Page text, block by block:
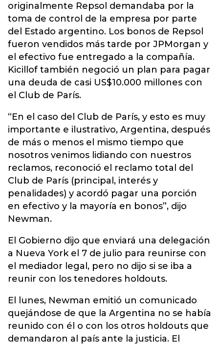
originalmente Repsol demandaba por la
toma de control de la empresa por parte
del Estado argentino. Los bonos de Repsol
fueron vendidos más tarde por JPMorgan y
el efectivo fue entregado a la compañía.
Kicillof también negoció un plan para pagar
una deuda de casi US$10.000 millones con
el Club de París.
“En el caso del Club de París, y esto es muy
importante e ilustrativo, Argentina, después
de más o menos el mismo tiempo que
nosotros venimos lidiando con nuestros
reclamos, reconoció el reclamo total del
Club de París (principal, interés y
penalidades) y acordó pagar una porción
en efectivo y la mayoría en bonos”, dijo
Newman.
El Gobierno dijo que enviará una delegación
a Nueva York el 7 de julio para reunirse con
el mediador legal, pero no dijo si se iba a
reunir con los tenedores holdouts.
El lunes, Newman emitió un comunicado
quejándose de que la Argentina no se había
reunido con él o con los otros holdouts que
demandaron al país ante la justicia. El